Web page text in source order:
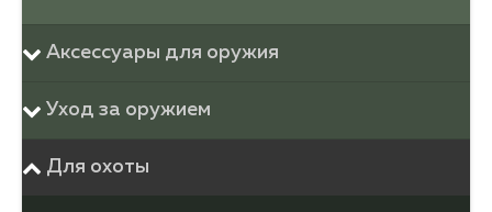
Аксессуары для оружия
Уход за оружием
Для охоты